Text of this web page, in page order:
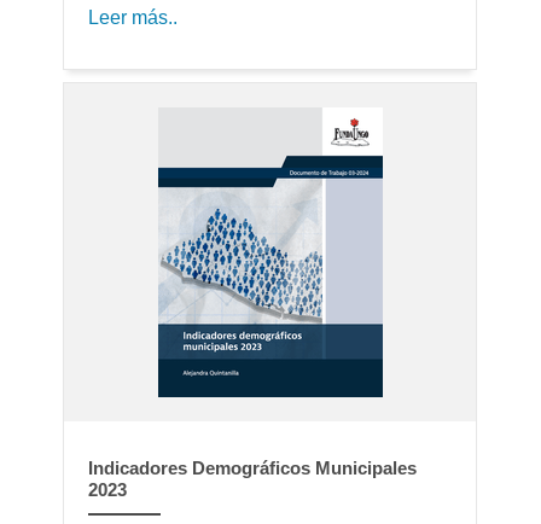
Leer más..
Indicadores Demográficos Municipales
2023